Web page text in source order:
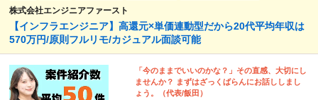
株式会社エンジニアファースト
【インフラエンジニア】高還元×単価連動型だから20代平均年収は
570万円/原則フルリモ/カジュアル面談可能
「今のままでいいのかな？」その直感、大切にし
ませんか？ まずはざっくばらんにお話ししまし
ょう。（代表/飯田）